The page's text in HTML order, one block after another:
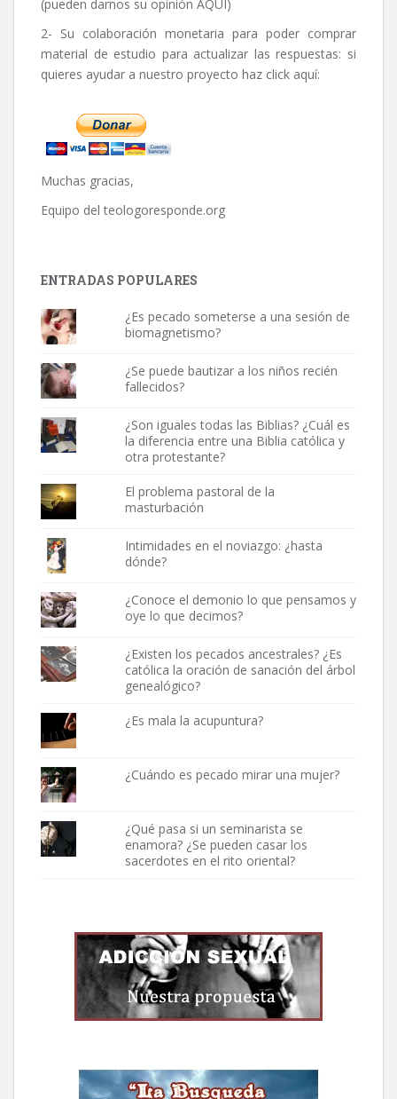
(pueden darnos su opinión AQUÍ )
2- Su colaboración monetaria para poder comprar
material de estudio para actualizar las respuestas: si
quieres ayudar a nuestro proyecto haz click aquí:
Muchas gracias,
Equipo del teologoresponde.org
ENTRADAS POPULARES
¿Es pecado someterse a una sesión de
biomagnetismo?
¿Se puede bautizar a los niños recién
fallecidos?
¿Son iguales todas las Biblias? ¿Cuál es
la diferencia entre una Biblia católica y
otra protestante?
El problema pastoral de la
masturbación
Intimidades en el noviazgo: ¿hasta
dónde?
¿Conoce el demonio lo que pensamos y
oye lo que decimos?
¿Existen los pecados ancestrales? ¿Es
católica la oración de sanación del árbol
genealógico?
¿Es mala la acupuntura?
¿Cuándo es pecado mirar una mujer?
¿Qué pasa si un seminarista se
enamora? ¿Se pueden casar los
sacerdotes en el rito oriental?